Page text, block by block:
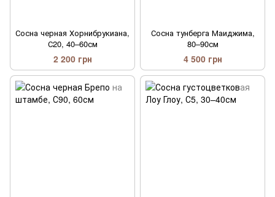
Сосна черная Хорнибрукиана,
С20, 40–60см
2 200 грн
Сосна тунберга Маиджима,
80–90см
4 500 грн